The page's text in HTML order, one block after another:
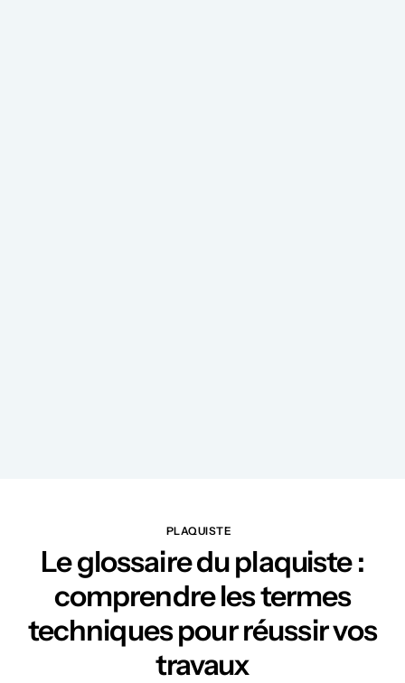
PLAQUISTE
Le glossaire du plaquiste :
comprendre les termes
techniques pour réussir vos
travaux